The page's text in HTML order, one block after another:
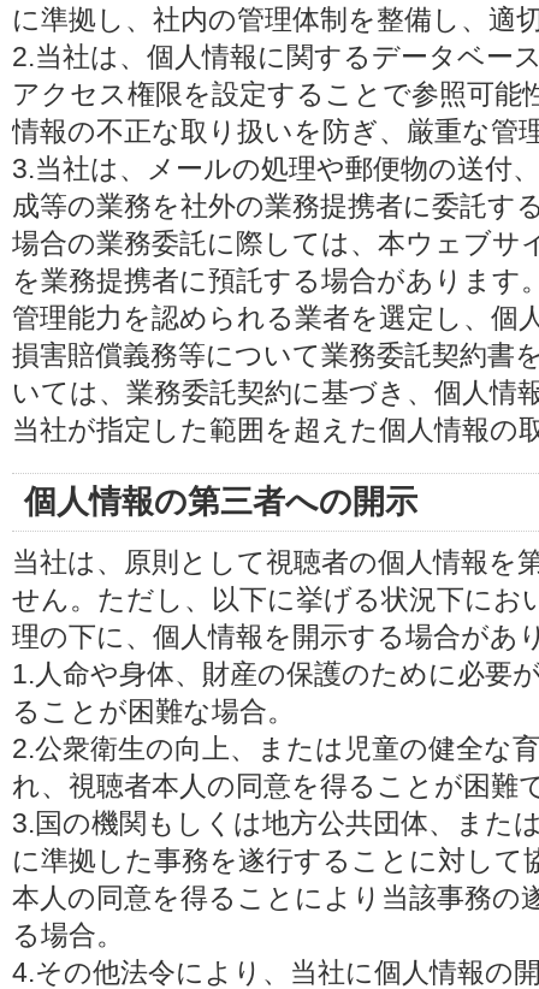
に準拠し、社内の管理体制を整備し、適
2.当社は、個人情報に関するデータベー
アクセス権限を設定することで参照可能
情報の不正な取り扱いを防ぎ、厳重な管
3.当社は、メールの処理や郵便物の送付
成等の業務を社外の業務提携者に委託す
場合の業務委託に際しては、本ウェブサ
を業務提携者に預託する場合があります
管理能力を認められる業者を選定し、個
損害賠償義務等について業務委託契約書
いては、業務委託契約に基づき、個人情
当社が指定した範囲を超えた個人情報の
個人情報の第三者への開示
当社は、原則として視聴者の個人情報を
せん。ただし、以下に挙げる状況下にお
理の下に、個人情報を開示する場合があ
1.人命や身体、財産の保護のために必要
ることが困難な場合。
2.公衆衛生の向上、または児童の健全な
れ、視聴者本人の同意を得ることが困難
3.国の機関もしくは地方公共団体、また
に準拠した事務を遂行することに対して
本人の同意を得ることにより当該事務の
る場合。
4.その他法令により、当社に個人情報の